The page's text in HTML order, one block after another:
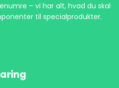
– vi har alt, hvad du skal
til specialprodukter.